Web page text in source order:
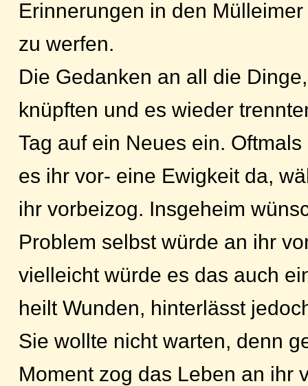
Erinnerungen in den
zu werfen.
Die Gedanken an all die
knüpften und es wieder
Tag auf ein Neues ein.
es ihr vor- eine Ewigkeit da,
ihr vorbeizog. Insgeheim
Problem selbst würde an ihr
vielleicht würde es das auch
heilt Wunden, hinterlässt
Sie wollte nicht warten, denn
Moment zog das Leben an ihr